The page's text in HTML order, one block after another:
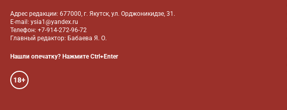
Адрес редакции: 677000, г. Якутск, ул. Орджоникидзе, 31.
E-mail: ysia1@yandex.ru
Телефон: +7-914-272-96-72
Главный редактор: Бабаева Я. О.
Нашли опечатку? Нажмите Ctrl+Enter
18+